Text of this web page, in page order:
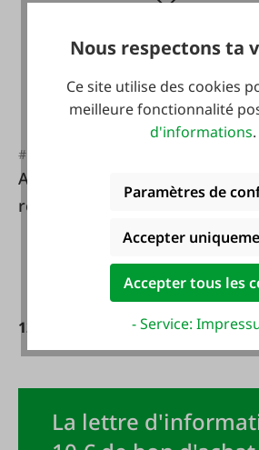
#FA102787
AKO Poteau de
remplacement 3 m
129,00 €*
La lettre
Nous respectons ta
Ce site utilise des cookies
meilleure fonctionnalité
d'informations.
Paramètres de
Accepter
Accepter tous les
- Service: